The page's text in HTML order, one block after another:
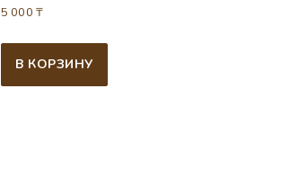
5 000₸
В КОРЗИНУ